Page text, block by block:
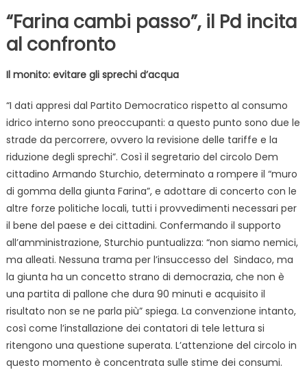
“Farina cambi passo”, il Pd incita
al confronto
Il monito: evitare gli sprechi d’acqua
“I dati appresi dal Partito Democratico rispetto al consumo
idrico interno sono preoccupanti: a questo punto sono due le
strade da percorrere, ovvero la revisione delle tariffe e la
riduzione degli sprechi”. Così il segretario del circolo Dem
cittadino Armando Sturchio, determinato a rompere il “muro
di gomma della giunta Farina”, e adottare di concerto con le
altre forze politiche locali, tutti i provvedimenti necessari per
il bene del paese e dei cittadini. Confermando il supporto
all’amministrazione, Sturchio puntualizza: “non siamo nemici,
ma alleati. Nessuna trama per l’insuccesso del Sindaco, ma
la giunta ha un concetto strano di democrazia, che non è
una partita di pallone che dura 90 minuti e acquisito il
risultato non se ne parla più” spiega. La convenzione intanto,
così come l’installazione dei contatori di tele lettura si
ritengono una questione superata. L’attenzione del circolo in
questo momento è concentrata sulle stime dei consumi.